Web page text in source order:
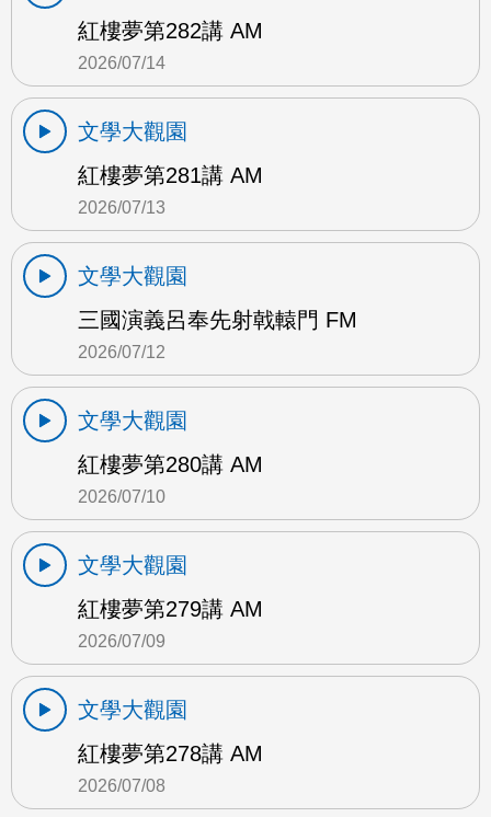
紅樓夢第282講 AM
2026/07/14
文學大觀園
紅樓夢第281講 AM
2026/07/13
文學大觀園
三國演義呂奉先射戟轅門 FM
2026/07/12
文學大觀園
紅樓夢第280講 AM
2026/07/10
文學大觀園
紅樓夢第279講 AM
2026/07/09
文學大觀園
紅樓夢第278講 AM
2026/07/08